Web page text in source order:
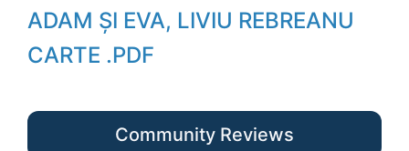
ADAM ȘI EVA, LIVIU REBREANU
CARTE .PDF
Community Reviews